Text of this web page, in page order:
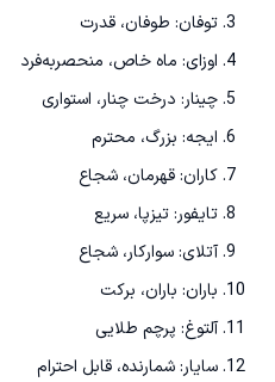
توفان: طوفان، قدرت
اوزای: ماه خاص، منحصر‌به‌فرد
چینار: درخت چنار، استواری
ایجه: بزرگ، محترم
کاران: قهرمان، شجاع
تایفور: تیزپا، سریع
آتلای: سوارکار، شجاع
باران: باران، برکت
آلتوغ: پرچم طلایی
سایار: شمارنده، قابل احترام